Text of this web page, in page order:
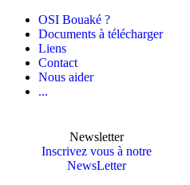
OSI Bouaké ?
Documents à télécharger
Liens
Contact
Nous aider
...
Newsletter
Inscrivez vous à notre
NewsLetter